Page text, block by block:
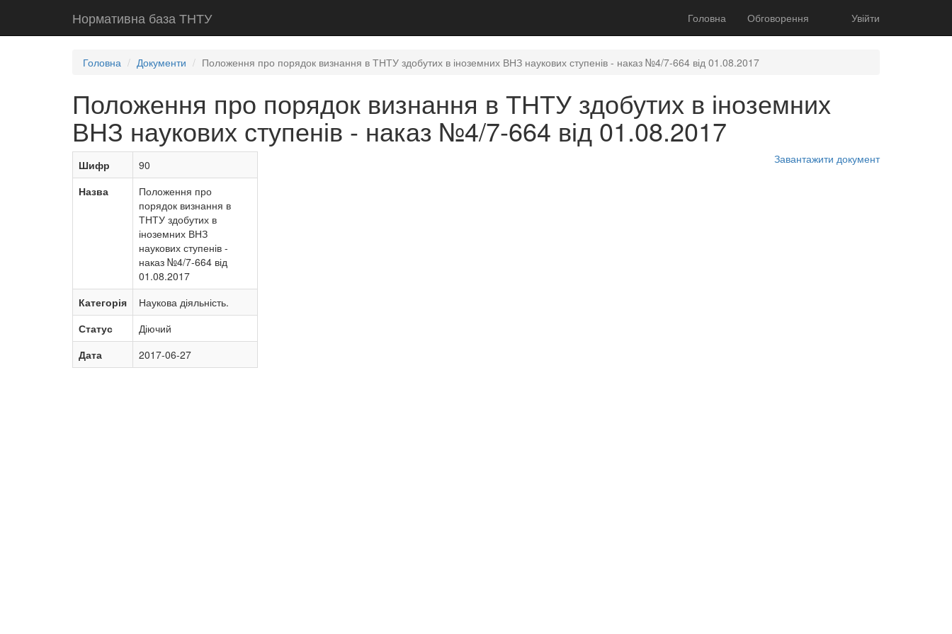
Нормативна база ТНТУ Головна Обговорення Увійти
Головна Документи Положення про порядок визнання в ТНТУ здобутих в іноземних ВНЗ наукових ступенів - наказ №4/7-664 від 01.08.2017
Положення про порядок визнання в ТНТУ здобутих в іноземних
ВНЗ наукових ступенів - наказ №4/7-664 від 01.08.2017
Шифр
90
Назва
Положення про
порядок визнання в
ТНТУ здобутих в
іноземних ВНЗ
наукових ступенів -
наказ №4/7-664 від
01.08.2017
Категорія
Наукова діяльність.
Статус
Діючий
Дата
2017-06-27
Завантажити документ